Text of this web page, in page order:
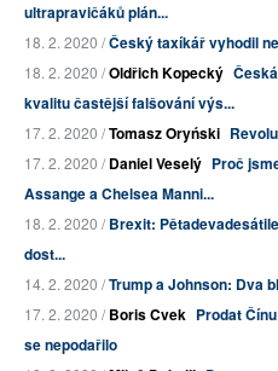
ultrapravičáků plán...
18. 2. 2020 /Český taxíkář vyhodil
18. 2. 2020 /Oldřich Kopecký
kvalitu častější falšování výs...
17. 2. 2020 /Tomasz Oryński
17. 2. 2020 /Daniel Veselý Proč
Assange a Chelsea Manni...
18. 2. 2020 /Brexit:
dost...
14. 2. 2020 /Trump a Johnson: Dva
17. 2. 2020 /Boris Cvek Prodat
se nepodařilo